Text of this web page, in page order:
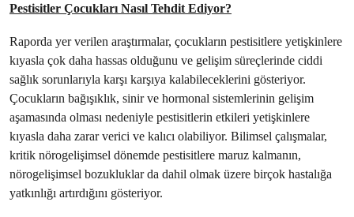
Pestisitler Çocukları Nasıl Tehdit Ediyor?
Raporda yer verilen araştırmalar, çocukların pestisitlere yetişkinlere
kıyasla çok daha hassas olduğunu ve gelişim süreçlerinde ciddi
sağlık sorunlarıyla karşı karşıya kalabileceklerini gösteriyor.
Çocukların bağışıklık, sinir ve hormonal sistemlerinin gelişim
aşamasında olması nedeniyle pestisitlerin etkileri yetişkinlere
kıyasla daha zarar verici ve kalıcı olabiliyor. Bilimsel çalışmalar,
kritik nörogelişimsel dönemde pestisitlere maruz kalmanın,
nörogelişimsel bozukluklar da dahil olmak üzere birçok hastalığa
yatkınlığı artırdığını gösteriyor.